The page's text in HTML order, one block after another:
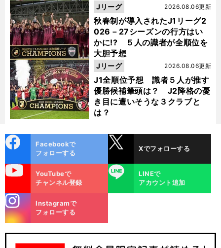
秋春制が導入されたJ1リーグ2
026－27シーズンの行方はい
かに!? ５人の識者が全順位を
大胆予想
2026.08.06更新
Jリーグ
J1全順位予想 識者５人が推す
優勝候補筆頭は？ J2降格の憂
き目に遭いそうな３クラブと
は？
2026.08.06更新
Jリーグ
ok
Facebookで
フォローする
Xでフォローする
YouTubeで
チャンネル登録
LINE
LINEで
アカウント追加
m
Instagramで
フォローする